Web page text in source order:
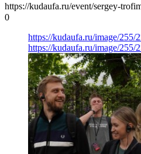
https://kudaufa.ru/event/sergey-
0
https://kudaufa.ru/image/255/
https://kudaufa.ru/image/255/